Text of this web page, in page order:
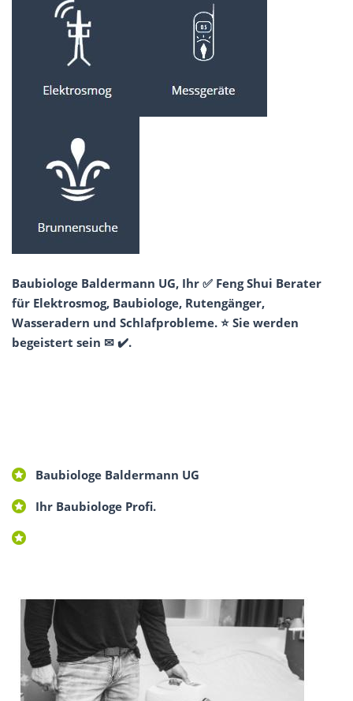
Baubiologe Baldermann UG, Ihr ✅ Feng Shui Berater
für Elektrosmog, Baubiologe, Rutengänger,
Wasseradern und Schlafprobleme. ⭐ Sie werden
begeistert sein ✉ ✔️.
Baubiologe Baldermann UG
Ihr Baubiologe Profi.